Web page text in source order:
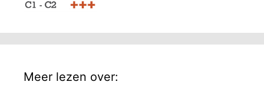
Meer lezen over: